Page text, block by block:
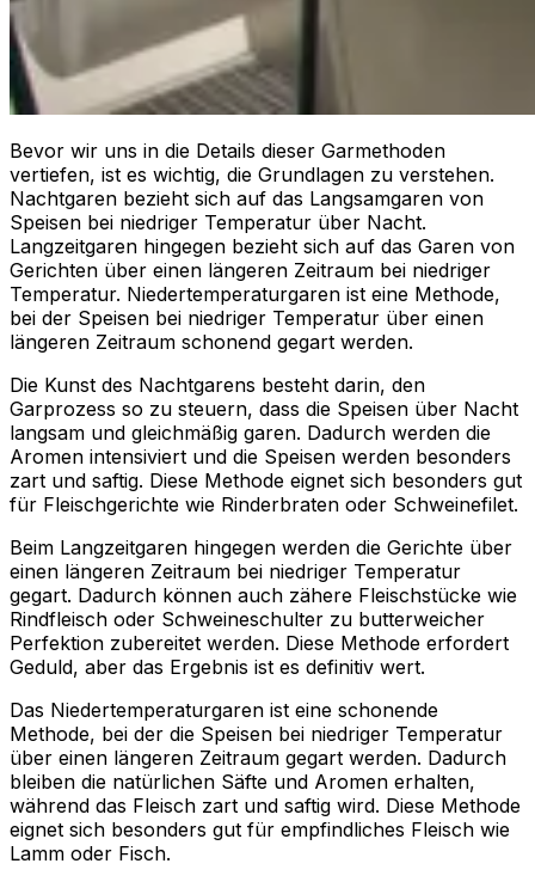
Bevor wir uns in die Details dieser Garmethoden
vertiefen, ist es wichtig, die Grundlagen zu verstehen.
Nachtgaren bezieht sich auf das Langsamgaren von
Speisen bei niedriger Temperatur über Nacht.
Langzeitgaren hingegen bezieht sich auf das Garen von
Gerichten über einen längeren Zeitraum bei niedriger
Temperatur. Niedertemperaturgaren ist eine Methode,
bei der Speisen bei niedriger Temperatur über einen
längeren Zeitraum schonend gegart werden.
Die Kunst des Nachtgarens besteht darin, den
Garprozess so zu steuern, dass die Speisen über Nacht
langsam und gleichmäßig garen. Dadurch werden die
Aromen intensiviert und die Speisen werden besonders
zart und saftig. Diese Methode eignet sich besonders gut
für Fleischgerichte wie Rinderbraten oder Schweinefilet.
Beim Langzeitgaren hingegen werden die Gerichte über
einen längeren Zeitraum bei niedriger Temperatur
gegart. Dadurch können auch zähere Fleischstücke wie
Rindfleisch oder Schweineschulter zu butterweicher
Perfektion zubereitet werden. Diese Methode erfordert
Geduld, aber das Ergebnis ist es definitiv wert.
Das Niedertemperaturgaren ist eine schonende
Methode, bei der die Speisen bei niedriger Temperatur
über einen längeren Zeitraum gegart werden. Dadurch
bleiben die natürlichen Säfte und Aromen erhalten,
während das Fleisch zart und saftig wird. Diese Methode
eignet sich besonders gut für empfindliches Fleisch wie
Lamm oder Fisch.